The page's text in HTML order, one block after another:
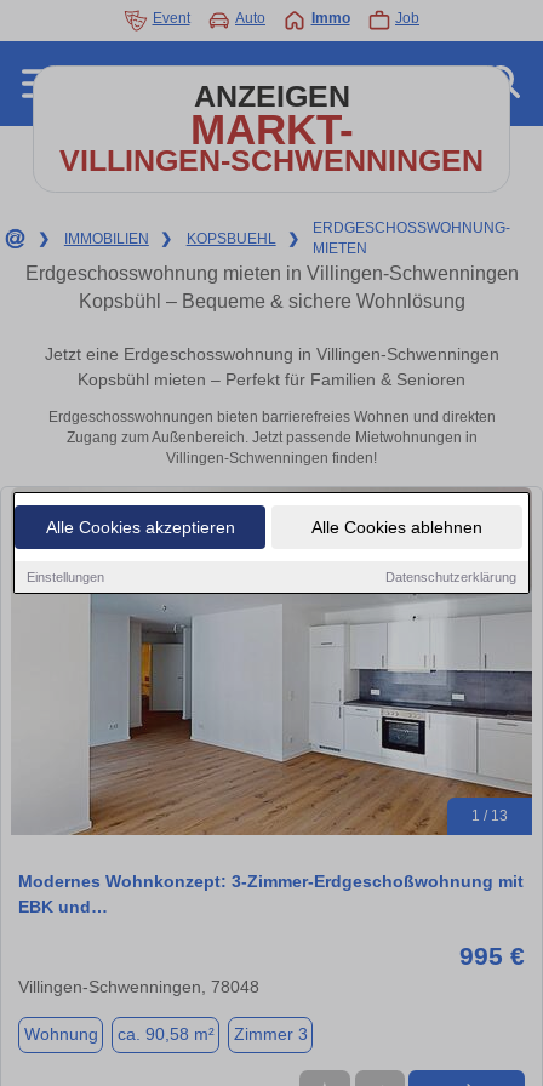
Alle Cookies akzeptieren Alle Cookies ablehnen
Einstellungen Datenschutzerklärung
Event Auto Immo Job
ANZEIGEN
MARKT-
VILLINGEN-SCHWENNINGEN
❯ IMMOBILIEN ❯ KOPSBUEHL ❯
ERDGESCHOSSWOHNUNG-
MIETEN
Erdgeschosswohnung mieten in Villingen-Schwenningen
Kopsbühl – Bequeme & sichere Wohnlösung
Jetzt eine Erdgeschosswohnung in Villingen-Schwenningen
Kopsbühl mieten – Perfekt für Familien & Senioren
Erdgeschosswohnungen bieten barrierefreies Wohnen und direkten
Zugang zum Außenbereich. Jetzt passende Mietwohnungen in
Villingen-Schwenningen finden!
1 / 13
Modernes Wohnkonzept: 3-Zimmer-Erdgeschoßwohnung mit
EBK und…
995 €
Villingen-Schwenningen, 78048
Wohnung ca. 90,58 m² Zimmer 3